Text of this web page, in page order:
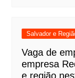
Salvador e
Vaga de
empresa
e região